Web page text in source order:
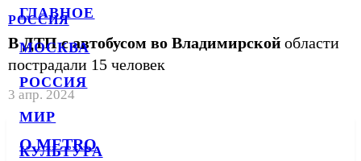
ГЛАВНОЕ
МОСКВА
РОССИЯ
МИР
КУЛЬТУРА
РОССИЯ
В ДТП с автобусом во Владимирской области
пострадали 15 человек
3 апр. 2024
О METRO